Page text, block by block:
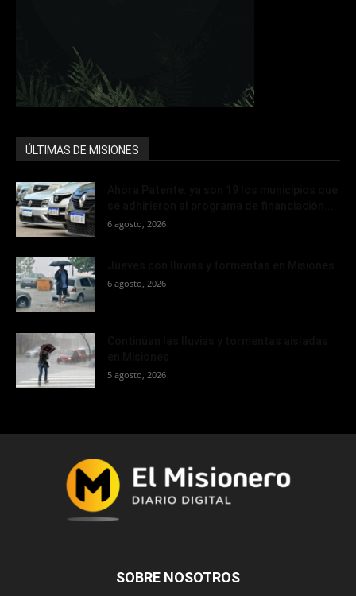
ÚLTIMAS DE MISIONES
6 agosto, 2026
6 agosto, 2026
5 agosto, 2026
SOBRE NOSOTROS